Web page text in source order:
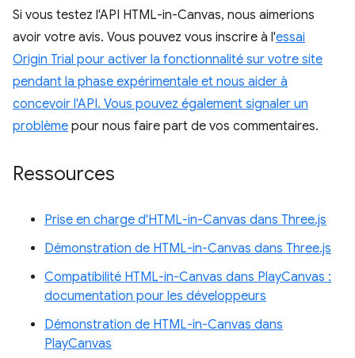
Si vous testez l'API HTML-in-Canvas, nous aimerions
avoir votre avis. Vous pouvez vous inscrire à l'essai
Origin Trial pour activer la fonctionnalité sur votre site
pendant la phase expérimentale et nous aider à
concevoir l'API. Vous pouvez également signaler un
problème pour nous faire part de vos commentaires.
Ressources
Prise en charge d'HTML-in-Canvas dans Three.js
Démonstration de HTML-in-Canvas dans Three.js
Compatibilité HTML-in-Canvas dans PlayCanvas :
documentation pour les développeurs
Démonstration de HTML-in-Canvas dans
PlayCanvas